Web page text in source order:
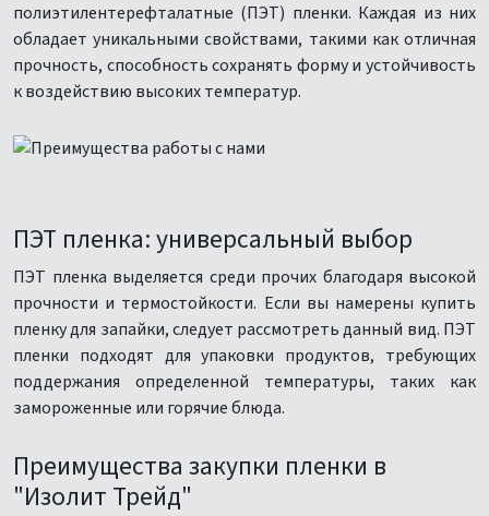
полиэтилентерефталатные (ПЭТ) пленки. Каждая из них
обладает уникальными свойствами, такими как отличная
прочность, способность сохранять форму и устойчивость
к воздействию высоких температур.
ПЭТ пленка: универсальный выбор
ПЭТ пленка выделяется среди прочих благодаря высокой
прочности и термостойкости. Если вы намерены купить
пленку для запайки, следует рассмотреть данный вид. ПЭТ
пленки подходят для упаковки продуктов, требующих
поддержания определенной температуры, таких как
замороженные или горячие блюда.
Преимущества закупки пленки в
"Изолит Трейд"